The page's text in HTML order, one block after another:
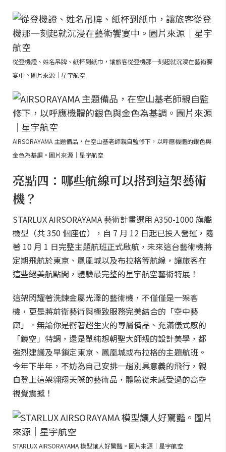
從登機證、姓名吊牌、紙杯到紙巾，讓旅客從登機那一刻起就沉浸在藝術饗
宴中。圖片來源｜星宇航空
AIRSORAYAMA 主題備品，在空山基老師親自監修下，以呼應機體的銀色與
金色為基調。圖片來源｜星宇航空
亮點四：哪些航線可以搭到這架藝術
機？
STARLUX AIRSORAYAMA 藝術計畫選用 A350-1000 旗艦
機型（共 350 個座位），自 7 月 12 日起已投入營運，隨
著 10 月 1 日完整主題航班正式啟航，未來這台藝術機將
定期飛航於東京、鳳凰城以及布拉格等航線，讓旅客在
這些絕美航點間，體驗最完整的星宇航空藝術特展！
這架閃耀著洗鍊金屬光澤的藝術機，不僅僅是一架客
機，更是將前衛藝術與極致服務完美結合的「空中藝
廊」。無論你是衝著超生火的專屬備品、充滿儀式感的
「鏡空」特調，還是單純想朝聖大師級的設計美學，都
強烈建議及早鎖定東京、鳳凰城或布拉格的主題航班。
今年下半年，不妨為自己安排一趟別具意義的飛行，親
自登上這架翱翔天際的藝術品，體驗從未感受過的高空
視覺震撼！
STARLUX AIRSORAYAMA 模型讓人好驚豔。圖片來源｜星宇航空